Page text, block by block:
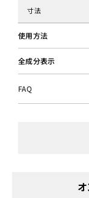
寸法
使用方法
全成分表示
FAQ